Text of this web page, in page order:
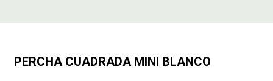
PERCHA CUADRADA MINI BLANCO